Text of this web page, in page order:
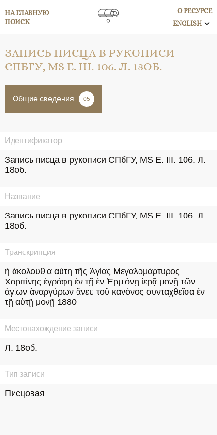
НА ГЛАВНУЮ
ПОИСК
О РЕСУРСЕ
ENGLISH
ЗАПИСЬ ПИСЦА В РУКОПИСИ
СПБГУ, MS E. III. 106. Л. 18ОБ.
Общие сведения 05
Идентификатор
Запись писца в рукописи СПбГУ, MS E. III. 106. Л.
18об.
Название
Запись писца в рукописи СПбГУ, MS E. III. 106. Л.
18об.
Транскрипция
ἡ ἀκολουθία αὔτη τῆς Ἁγίας Μεγαλομάρτυρος
Χαριτίνης ἐγράφη ἐν τῇ ἐν Ἑρμιόνῃ ἱερᾷ μονῇ τῶν
ἁγίων ἀναργύρων ἄνευ τοῦ κανόνος συνταχθεῖσα ἐν
τῇ αὐτῇ μονῇ 1880
Местонахождение записи
Л. 18об.
Тип записи
Писцовая